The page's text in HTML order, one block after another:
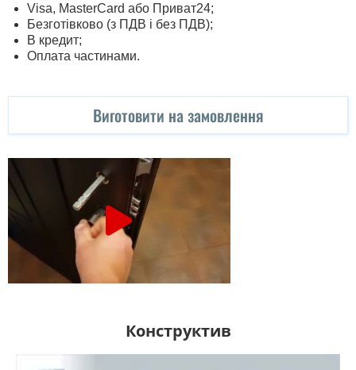
Visa, MasterСard або Приват24;
Безготівково (з ПДВ і без ПДВ);
В кредит;
Оплата частинами.
Виготовити на замовлення
Конструктив